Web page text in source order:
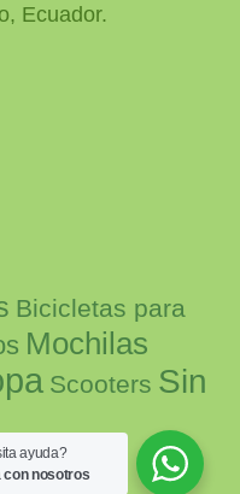
Ecuador.
Bicicletas para
Mochilas
Scooters Sin
ayuda?
con nosotros